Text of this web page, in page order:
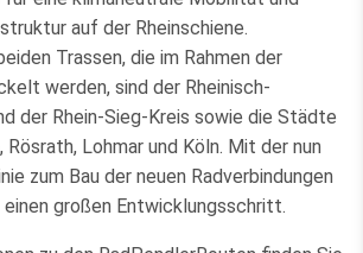
auf der Rheinschiene.
Trassen, die im Rahmen der
werden, sind der Rheinisch-
der Rhein-Sieg-Kreis sowie die Städte
Rösrath, Lohmar und Köln. Mit der nun
zum Bau der neuen Radverbindungen
großen Entwicklungsschritt.